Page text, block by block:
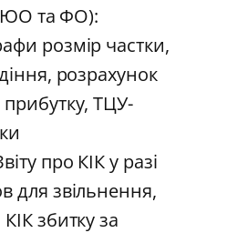
(ЮО та ФО):
розмір частки,
розрахунок
ТЦУ-
про КІК у разі
для звільнення,
збитку за